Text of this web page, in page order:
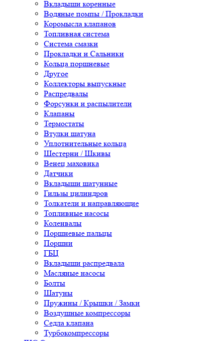
Вкладыши коренные
Водяные помпы / Прокладки
Коромысла клапанов
Топливная система
Система смазки
Прокладки и Сальники
Кольца поршневые
Другое
Коллекторы выпускные
Распредвалы
Форсунки и распылители
Клапаны
Термостаты
Втулки шатуна
Уплотнительные кольца
Шестерни / Шкивы
Венец маховика
Датчики
Вкладыши шатунные
Гильзы цилиндров
Толкатели и направляющие
Топливные насосы
Коленвалы
Поршневые пальцы
Поршни
ГБЦ
Вкладыши распредвала
Масляные насосы
Болты
Шатуны
Пружины / Крышки / Замки
Воздушные компрессоры
Седла клапана
Турбокомпрессоры